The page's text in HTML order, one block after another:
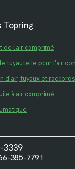
Topring
de l'air comprimé
tuyauterie pour l'air
d'air, tuyaux et raccords
à air comprimé
3339
385-7791